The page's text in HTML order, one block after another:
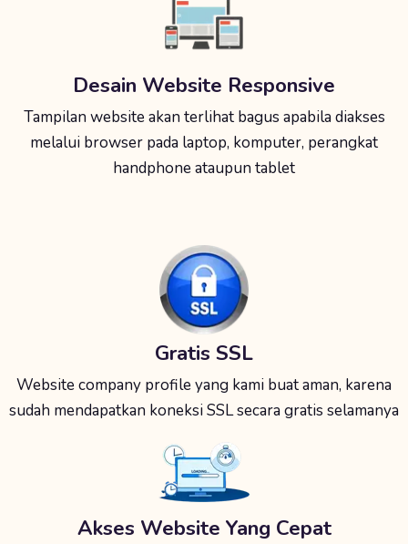
Desain Website Responsive
Tampilan website akan terlihat bagus apabila diakses
melalui browser pada laptop, komputer, perangkat
handphone ataupun tablet
Gratis SSL
Website company profile yang kami buat aman, karena
sudah mendapatkan koneksi SSL secara gratis selamanya
Akses Website Yang Cepat